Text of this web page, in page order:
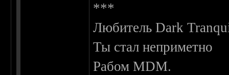
***
Любитель Dark
Ты стал неприметно
Рабом MDM.